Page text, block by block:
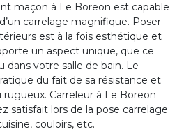
maçon à Le Boreon est capable
carrelage magnifique. Poser
est à la fois esthétique et
un aspect unique, que ce
dans votre salle de bain. Le
du fait de sa résistance et
rugueux. Carreleur à Le Boreon
satisfait lors de la pose carrelage
couloirs, etc.